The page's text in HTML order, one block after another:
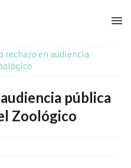
rechazo en audiencia
pública
Zoológico